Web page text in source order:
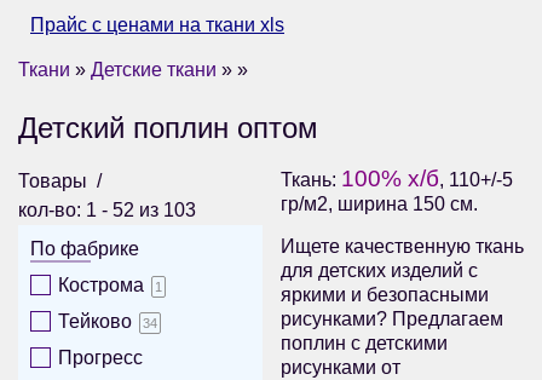
Прайс с ценами на ткани xls
Ткани » Детские ткани » »
Детский поплин оптом
Товары
кол-во: 1 - 52 из 103
По фабрике
Кострома
1
Тейково 34
Прогресс
Ткань: 100% х/б, 110+/-5
гр/м2, ширина 150 см.
Ищете качественную ткань
для детских изделий с
яркими и безопасными
рисунками? Предлагаем
поплин с детскими
рисунками от